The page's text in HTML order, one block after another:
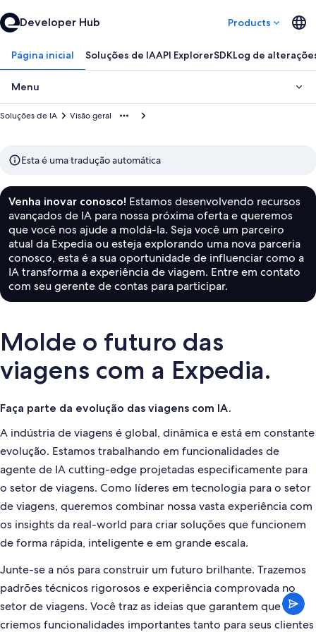
Developer Hub Products
Página inicial Soluções de IAAPI ExplorerSDKLog de
Menu
Visão geral
Soluções de IA
Esta é uma tradução automática
Venha inovar conosco! Estamos desenvolvendo recursos
avançados de IA para nossa próxima oferta e queremos
que você nos ajude a moldá-la. Seja você um parceiro
atual da Expedia ou esteja explorando uma nova parceria
conosco, esta é a sua oportunidade de influenciar como a
IA transforma a experiência de viagem. Entre em contato
com seu gerente de contas para participar.
Molde o futuro das
viagens com a Expedia.
Faça parte da evolução das viagens com IA.
A indústria de viagens é global, dinâmica e está em constante
evolução. Estamos trabalhando em funcionalidades de
agente de IA cutting-edge projetadas especificamente para
o setor de viagens. Como líderes em tecnologia para o setor
de viagens, queremos combinar nossa vasta experiência com
os insights da real-world para criar soluções que funcionem
de forma rápida, inteligente e em grande escala.
Junte-se a nós para construir um futuro brilhante. Trazemos
padrões técnicos rigorosos e experiência comprovada no
setor de viagens. Você traz as ideias que garantem que
criemos funcionalidades importantes tanto para seus clientes